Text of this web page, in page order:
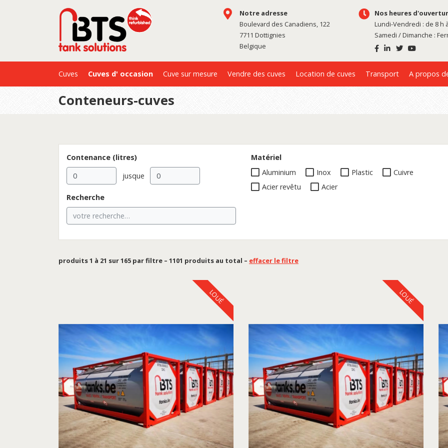
Notre adresse
Boulevard des Canadiens, 122
7711 Dottignies
Belgique
Nos heures
Lundi-Vendredi : de 8 h
Samedi / Dimanche :
Cuves Cuves d' occasion Cuve sur mesure Vendre des cuves Location de cuves Transport A propos
Conteneurs-cuves
Contenance (litres)
jusque
Recherche
Matériel
Aluminium
Inox Plastic
Cuivre
Acier revêtu
Acier
produits 1 à 21 sur 165 par filtre – 1101 produits au total – effacer le filtre
LOUÉ LOUÉ